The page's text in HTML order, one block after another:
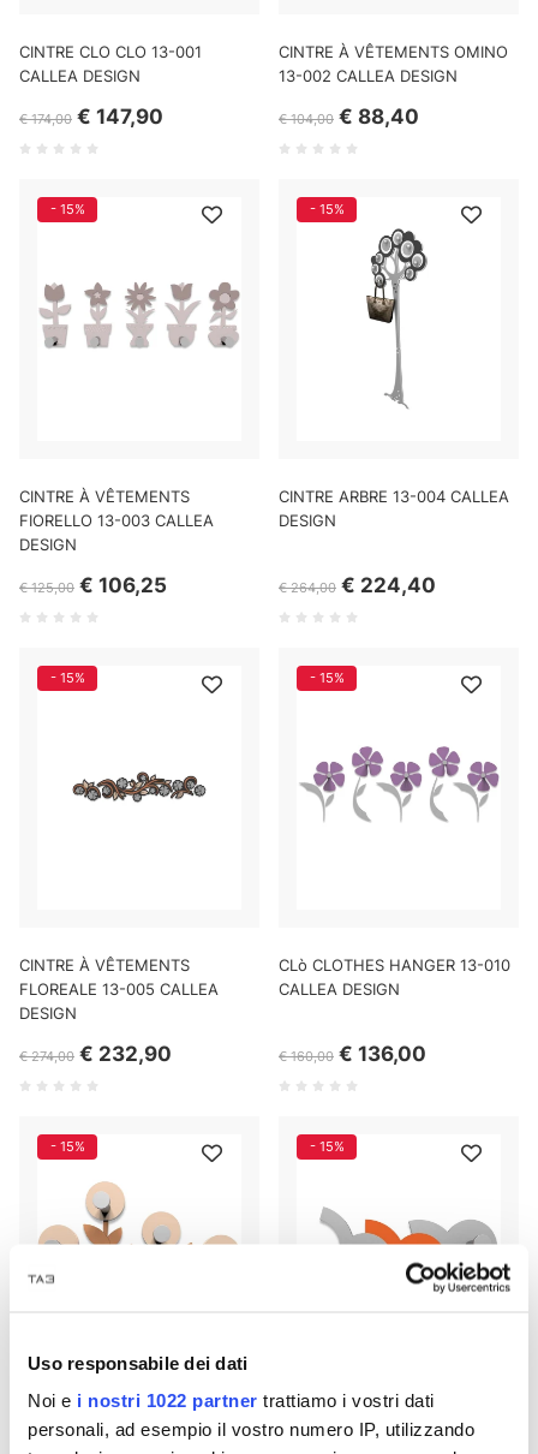
Uso responsabile dei dati
Noi e i nostri 1022 partner trattiamo i vostri dati
personali, ad esempio il vostro numero IP, utilizzando
CINTRE CLO CLO 13-001
CALLEA DESIGN
€ 174,00 € 147,90
CINTRE À VÊTEMENTS OMINO
13-002 CALLEA DESIGN
€ 104,00 € 88,40
- 15%
CINTRE À VÊTEMENTS
FIORELLO 13-003 CALLEA
DESIGN
€ 125,00 € 106,25
- 15%
CINTRE ARBRE 13-004 CALLEA
DESIGN
€ 264,00 € 224,40
- 15%
CINTRE À VÊTEMENTS
FLOREALE 13-005 CALLEA
DESIGN
€ 274,00 € 232,90
- 15%
CLò CLOTHES HANGER 13-010
CALLEA DESIGN
€ 160,00 € 136,00
- 15%
FRANCINE 13-013 CINTRE À
- 15%
CINTRE À VÊTEMENTS